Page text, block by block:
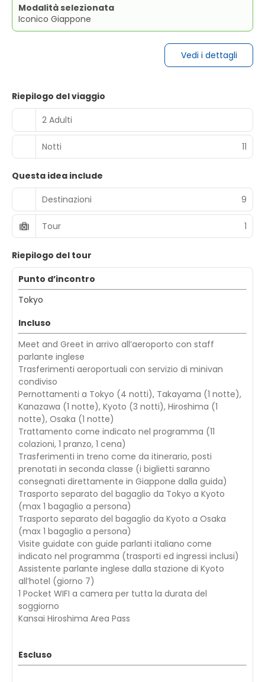
Modalità selezionata
Iconico Giappone
Vedi i dettagli
Riepilogo del viaggio
2 Adulti
Notti 11
Questa idea include
Destinazioni
9
Tour 1
Riepilogo del tour
Punto d’incontro
Tokyo
Incluso
Meet and Greet in arrivo all’aeroporto con staff
parlante inglese
Trasferimenti aeroportuali con servizio di minivan
condiviso
Pernottamenti a Tokyo (4 notti), Takayama (1 notte),
Kanazawa (1 notte), Kyoto (3 notti), Hiroshima (1
notte), Osaka (1 notte)
Trattamento come indicato nel programma (11
colazioni, 1 pranzo, 1 cena)
Trasferimenti in treno come da itinerario, posti
prenotati in seconda classe (i biglietti saranno
consegnati direttamente in Giappone dalla guida)
Trasporto separato del bagaglio da Tokyo a Kyoto
(max 1 bagaglio a persona)
Trasporto separato del bagaglio da Kyoto a Osaka
(max 1 bagaglio a persona)
Visite guidate con guide parlanti italiano come
indicato nel programma (trasporti ed ingressi inclusi)
Assistente parlante inglese dalla stazione di Kyoto
all’hotel (giorno 7)
1 Pocket WIFI a camera per tutta la durata del
soggiorno
Kansai Hiroshima Area Pass
Escluso